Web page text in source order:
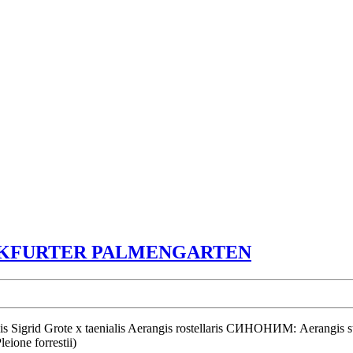
PALMENGARTEN
forrestii)